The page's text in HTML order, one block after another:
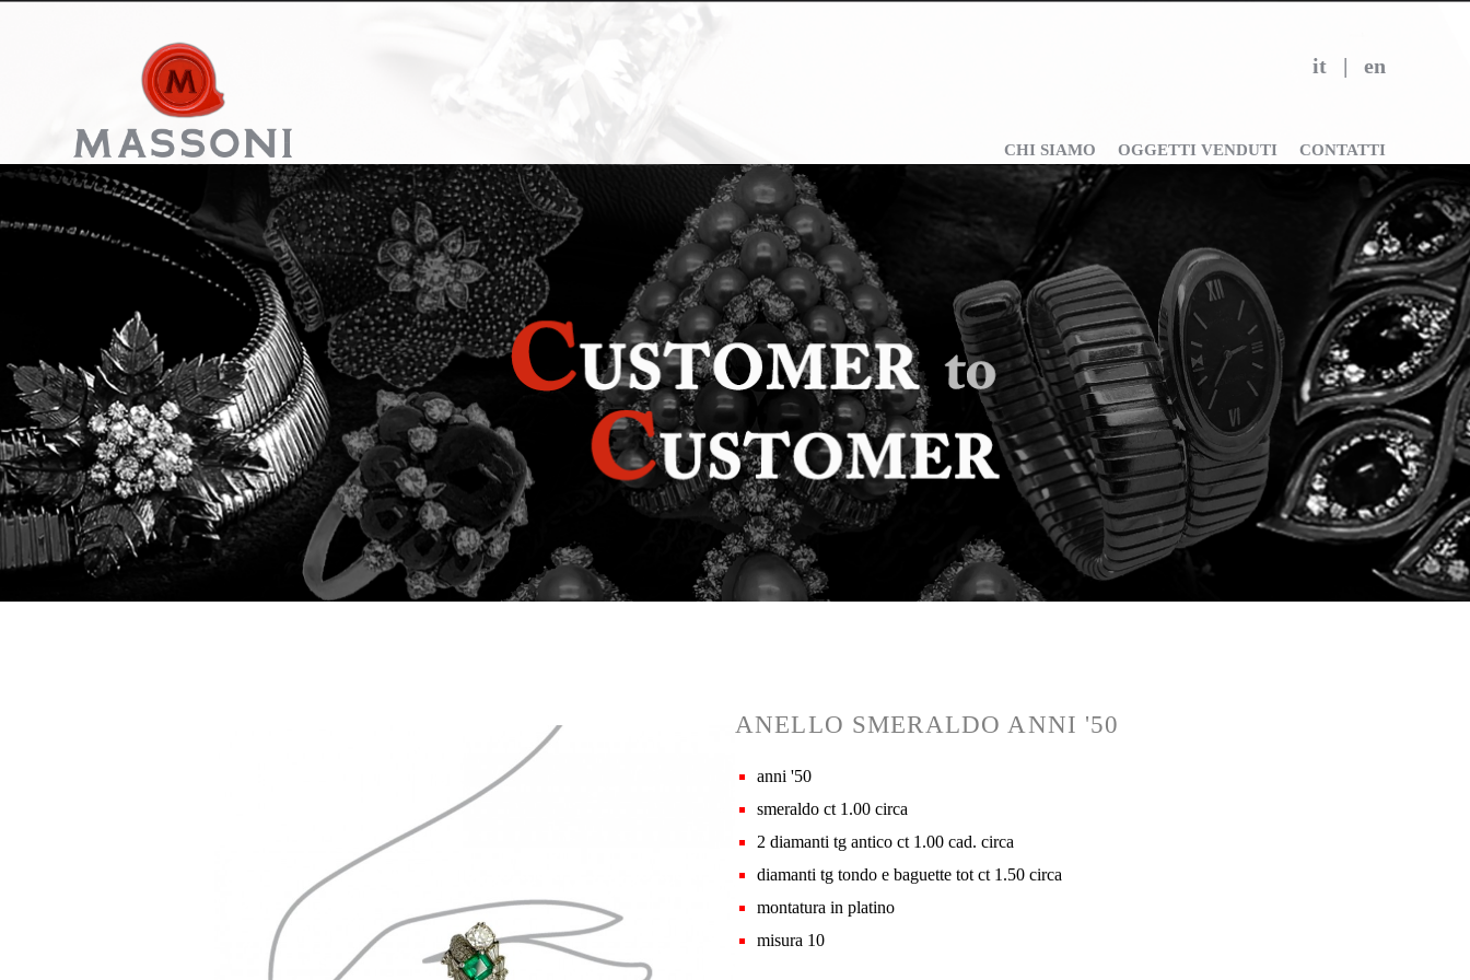
it | en
CHI SIAMO OGGETTI VENDUTI CONTATTI
ANELLO SMERALDO ANNI '50
anni '50
smeraldo ct 1.00 circa
2 diamanti tg antico ct 1.00 cad. circa
diamanti tg tondo e baguette tot ct 1.50 circa
montatura in platino
misura 10